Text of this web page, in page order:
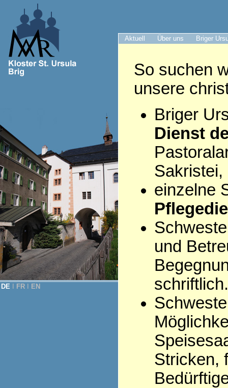
Aktuell Über uns Briger
DE FR EN
So suchen
unsere
Briger
Dienst
Sakristei,
einzelne
und
schriftlich.
Stricken,